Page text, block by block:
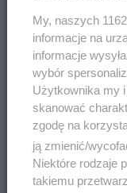
My, naszych
informacje na
informacje
wybór
Użytkownika my
skanować
zgodę na
ją zmienić/
Niektóre rodzaje
takiemu